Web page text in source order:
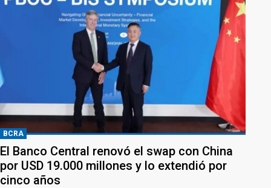
BCRA
El Banco Central renovó el swap con China
por USD 19.000 millones y lo extendió por
cinco años